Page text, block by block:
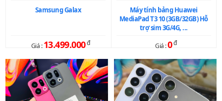
Samsung Galax
Giá :13.499.000đ
Máy tính bảng Huawei
MediaPad T3 10 (3GB/32GB) Hỗ
trợ sim 3G/4G, ...
Giá :0đ